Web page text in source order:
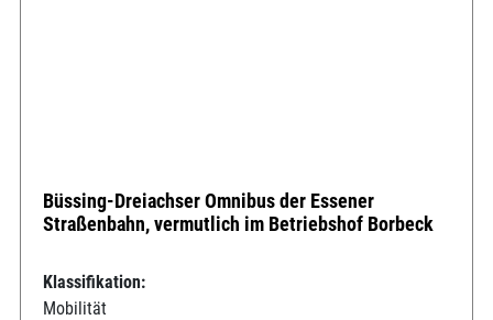
Büssing-Dreiachser Omnibus der Essener
Straßenbahn, vermutlich im Betriebshof Borbeck
Klassifikation:
Mobilität